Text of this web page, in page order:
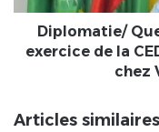
de
CEDEAO,
chez
Diplomatie/
exercice de la
chez
Articles similaires